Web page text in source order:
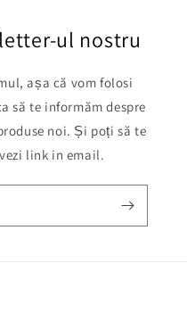
ul nostru
așa că vom folosi
să te informăm despre
noi. Și poți să te
link in email.